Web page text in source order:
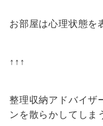
お部屋は心理状態を
↑↑↑
整理収納アドバイザ
ンを散らかしてしま